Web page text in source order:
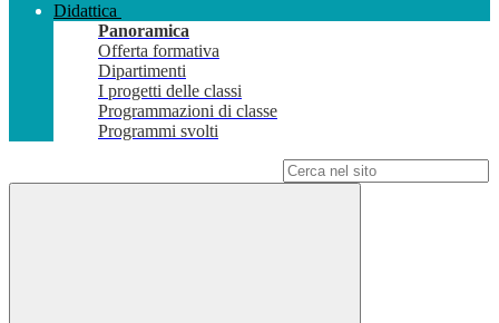
Didattica
Panoramica
Offerta formativa
Dipartimenti
I progetti delle classi
Programmazioni di classe
Programmi svolti